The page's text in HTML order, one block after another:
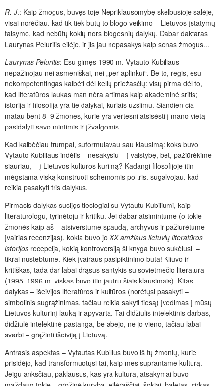
R. J.: Kaip žmogus, buvęs toje Nepriklausomybę skelbusioje salėje,
visai norėčiau, kad tik tiek būtų to blogo veikimo – Lietuvos įstatymų
taisymo, kad nebūtų kokių nors blogesnių dalykų. Dabar daktaras
Laurynas Peluritis eilėje, ir jis jau nepasakys kaip senas žmogus...
Laurynas Peluritis: Esu gimęs 1990 m. Vytauto Kubiliaus
nepažinojau nei asmeniškai, nei „per aplinkui“. Be to, regis, esu
nekompetentingas kalbėti dėl kelių priežasčių: visų pirma dėl to,
kad literatūros laukas man nėra artimas kaip akademinė sritis;
istorija ir filosofija yra tie dalykai, kuriais užsiimu. Šiandien čia
matau bent 8–9 žmones, kurie yra vertesni atsisėsti į mano vietą
pasidalyti savo mintimis ir įžvalgomis.
Kad kalbėčiau trumpai, suformulavau sau klausimą: koks buvo
Vytauto Kubiliaus indėlis – nesakysiu – į valstybę, bet, pažiūrėkime
siauriau, – į Lietuvos kultūros kūrimą? Kadangi filosofijoje itin
mėgstama viską konstruoti schemomis po tris, sugalvojau, kad
reikia pasakyti tris dalykus.
Pirmasis dalykas susijęs tiesiogiai su Vytautu Kubiliumi, kaip
literatūrologu, tyrinėtoju ir kritiku. Jei dabar atsimintume (o tokie
žmonės kaip aš – atsiverstume spaudą, archyvus ir pažiūrėtume
įvairias recenzijas), kokia buvo jo XX amžiaus lietuvių literatūros
istorijos recepcija, kokią kontroversiją ši knyga buvo sukėlusi, –
tikrai nustebtume. Kiek įvairaus pasipiktinimo būta! Kliuvo ir
kritiškas, tada dar labai drąsus santykis su sovietmečio literatūra
(1995–1996 m. viskas buvo itin jautru šiais klausimais). Kitas
dalykas – išeivijos literatūros ir kultūros (norėtųsi pasakyti –
simbolinis sugrąžinimas, tačiau reikia sakyti tiesą) įvedimas į mūsų
Lietuvos kultūrinį lauką ir apyvartą. Tai didžiulis intelektinis darbas,
didžiulė intelektinė pastanga, be abejo, ne jo vieno, tačiau labai
svarbi – grąžinti išeiviją į Lietuvą.
Antrasis aspektas – Vytautas Kubilius buvo iš tų žmonių, kurie
prisidėjo, kad transformuotųsi tai, kaip mes suprantame kultūrą.
Jeigu anksčiau, paklausus, kas yra kultūra, atsakymai buvo